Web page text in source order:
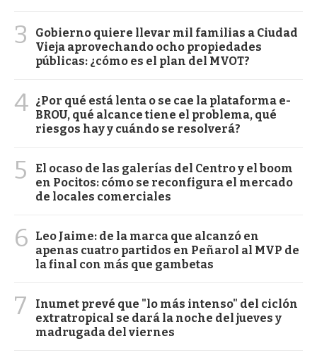
3
Gobierno quiere llevar mil familias a Ciudad
Vieja aprovechando ocho propiedades
públicas: ¿cómo es el plan del MVOT?
4 ¿Por qué está lenta o se cae la plataforma e-
BROU, qué alcance tiene el problema, qué
riesgos hay y cuándo se resolverá?
5
El ocaso de las galerías del Centro y el boom
en Pocitos: cómo se reconfigura el mercado
de locales comerciales
6
Leo Jaime: de la marca que alcanzó en
apenas cuatro partidos en Peñarol al MVP de
la final con más que gambetas
7
Inumet prevé que "lo más intenso" del ciclón
extratropical se dará la noche del jueves y
madrugada del viernes